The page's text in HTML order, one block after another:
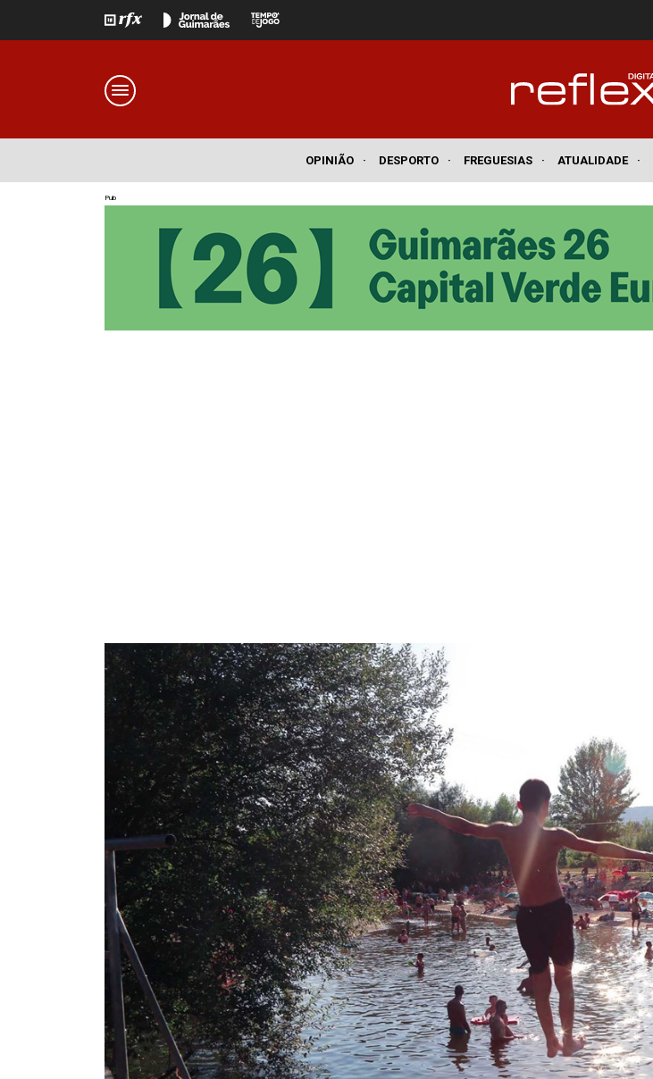
OPINIÃO · DESPORTO · FREGUESIAS · ATUALIDADE ·
Pub